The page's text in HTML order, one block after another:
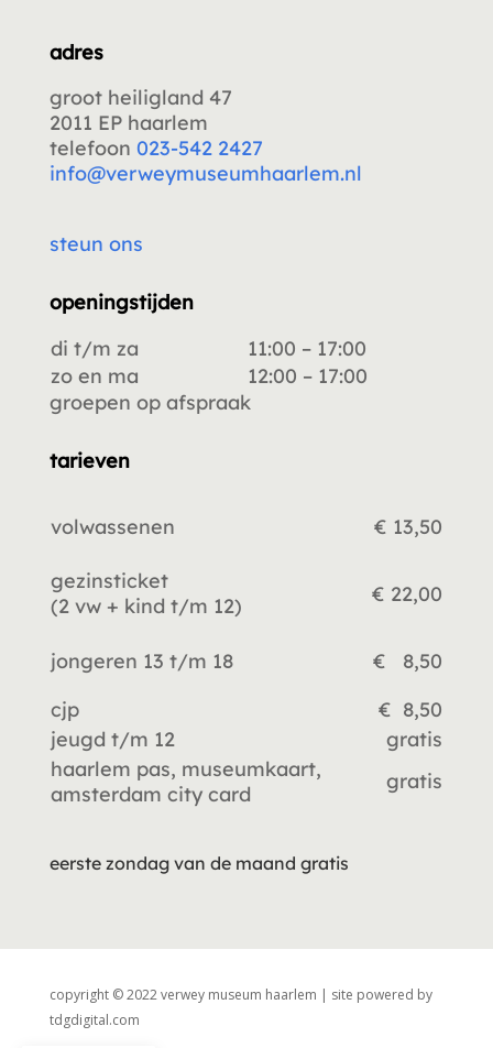
adres
groot heiligland 47
2011 EP haarlem
telefoon 023-542 2427
info@verweymuseumhaarlem.nl
steun ons
openingstijden
di t/m za
11:00 – 17:00
zo en ma
12:00 – 17:00
groepen op afspraak
tarieven
volwassenen € 13,50
gezinsticket
(2 vw + kind t/m 12) € 22,00
jongeren 13 t/m 18
€ 8,50
cjp
€ 8,50
jeugd t/m 12
gratis
haarlem pas, museumkaart,
amsterdam city card
gratis
eerste zondag van de maand gratis
copyright © 2022 verwey museum haarlem | site powered by
tdgdigital.com